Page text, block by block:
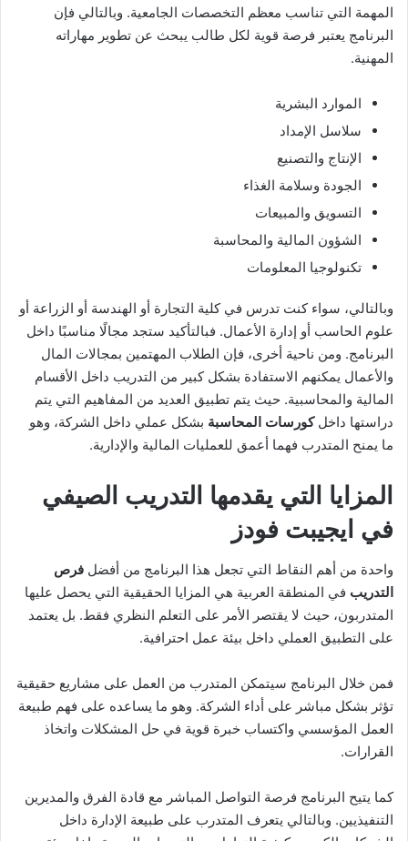
المهمة التي تناسب معظم التخصصات الجامعية. وبالتالي فإن
البرنامج يعتبر فرصة قوية لكل طالب يبحث عن تطوير مهاراته
المهنية.
الموارد البشرية
سلاسل الإمداد
الإنتاج والتصنيع
الجودة وسلامة الغذاء
التسويق والمبيعات
الشؤون المالية والمحاسبة
تكنولوجيا المعلومات
وبالتالي، سواء كنت تدرس في كلية التجارة أو الهندسة أو الزراعة أو
علوم الحاسب أو إدارة الأعمال. فبالتأكيد ستجد مجالًا مناسبًا داخل
البرنامج. ومن ناحية أخرى، فإن الطلاب المهتمين بمجالات المال
والأعمال يمكنهم الاستفادة بشكل كبير من التدريب داخل الأقسام
المالية والمحاسبية. حيث يتم تطبيق العديد من المفاهيم التي يتم
دراستها داخلكورسات المحاسبة بشكل عملي داخل الشركة، وهو
ما يمنح المتدرب فهما أعمق للعمليات المالية والإدارية.
المزايا التي يقدمها التدريب الصيفي
في ايجيبت فودز
واحدة من أهم النقاط التي تجعل هذا البرنامج من أفضل فرص
التدريب في المنطقة العربية هي المزايا الحقيقية التي يحصل عليها
المتدربون، حيث لا يقتصر الأمر على التعلم النظري فقط. بل يعتمد
على التطبيق العملي داخل بيئة عمل احترافية.
فمن خلال البرنامج سيتمكن المتدرب من العمل على مشاريع حقيقية
تؤثر بشكل مباشر على أداء الشركة. وهو ما يساعده على فهم طبيعة
العمل المؤسسي واكتساب خبرة قوية في حل المشكلات واتخاذ
القرارات.
كما يتيح البرنامج فرصة التواصل المباشر مع قادة الفرق والمديرين
التنفيذيين. وبالتالي يتعرف المتدرب على طبيعة الإدارة داخل